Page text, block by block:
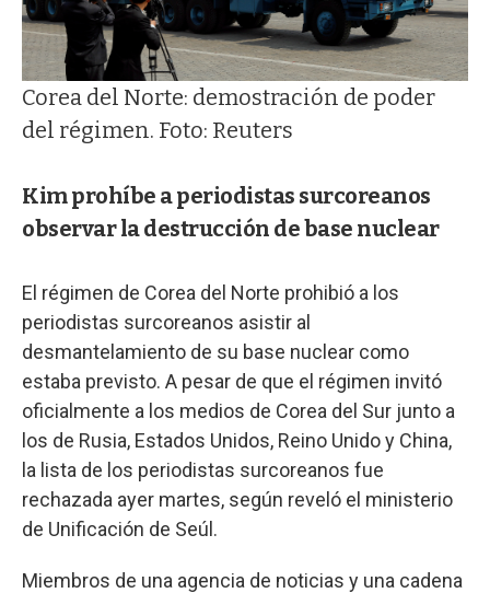
Corea del Norte: demostración de poder
del régimen. Foto: Reuters
Kim prohíbe a periodistas surcoreanos
observar la destrucción de base nuclear
El régimen de Corea del Norte prohibió a los
periodistas surcoreanos asistir al
desmantelamiento de su base nuclear como
estaba previsto. A pesar de que el régimen invitó
oficialmente a los medios de Corea del Sur junto a
los de Rusia, Estados Unidos, Reino Unido y China,
la lista de los periodistas surcoreanos fue
rechazada ayer martes, según reveló el ministerio
de Unificación de Seúl.
Miembros de una agencia de noticias y una cadena